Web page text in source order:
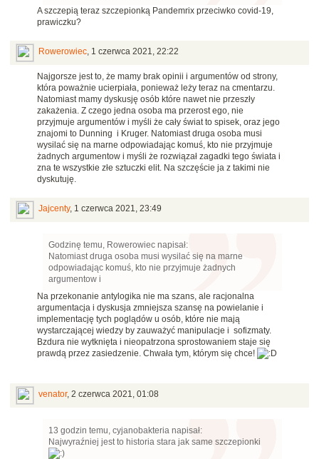
A szczepią teraz szczepionką Pandemrix przeciwko covid-19,
prawiczku?
Rowerowiec, 1 czerwca 2021, 22:22
Najgorsze jest to, że mamy brak opinii i argumentów od strony,
która poważnie ucierpiała, ponieważ leży teraz na cmentarzu.
Natomiast mamy dyskusję osób które nawet nie przeszły
zakażenia. Z czego jedna osoba ma przerost ego, nie
przyjmuje argumentów i myśli że cały świat to spisek, oraz jego
znajomi to Dunning i Kruger. Natomiast druga osoba musi
wysilać się na marne odpowiadając komuś, kto nie przyjmuje
żadnych argumentow i myśli że rozwiązał zagadki tego świata i
zna te wszystkie złe sztuczki elit. Na szczęście ja z takimi nie
dyskutuję.
Jajcenty, 1 czerwca 2021, 23:49
Godzinę temu, Rowerowiec napisał:
Natomiast druga osoba musi wysilać się na marne
odpowiadając komuś, kto nie przyjmuje żadnych
argumentow i
Na przekonanie antylogika nie ma szans, ale racjonalna
argumentacja i dyskusja zmniejsza szansę na powielanie i
implementację tych poglądów u osób, które nie mają
wystarczającej wiedzy by zauważyć manipulacje i sofizmaty.
Bzdura nie wytknięta i nieopatrzona sprostowaniem staje się
prawdą przez zasiedzenie. Chwała tym, którym się chce!
venator, 2 czerwca 2021, 01:08
13 godzin temu, cyjanobakteria napisał:
Najwyraźniej jest to historia stara jak same szczepionki